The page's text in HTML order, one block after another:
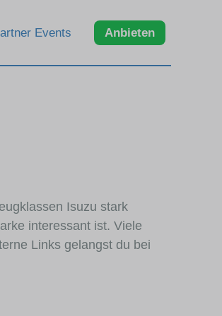
Events Anbieten
Isuzu stark
interessant ist. Viele
Links gelangst du bei